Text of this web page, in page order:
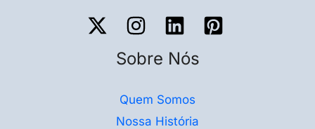
Sobre Nós
Quem Somos
Nossa História